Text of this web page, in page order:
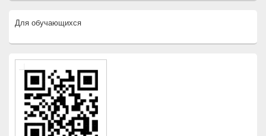
Для обучающихся